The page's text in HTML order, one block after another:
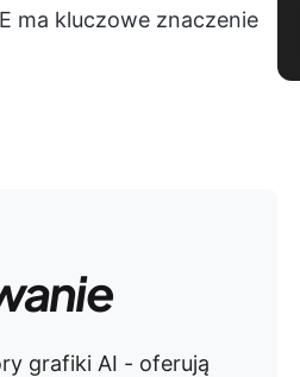
ma kluczowe znaczenie
grafiki AI - oferują